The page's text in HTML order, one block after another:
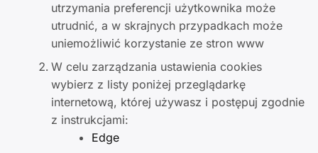
utrzymania preferencji użytkownika może
utrudnić, a w skrajnych przypadkach może
uniemożliwić korzystanie ze stron www
W celu zarządzania ustawienia cookies
wybierz z listy poniżej przeglądarkę
internetową, której używasz i postępuj zgodnie
z instrukcjami:
Edge